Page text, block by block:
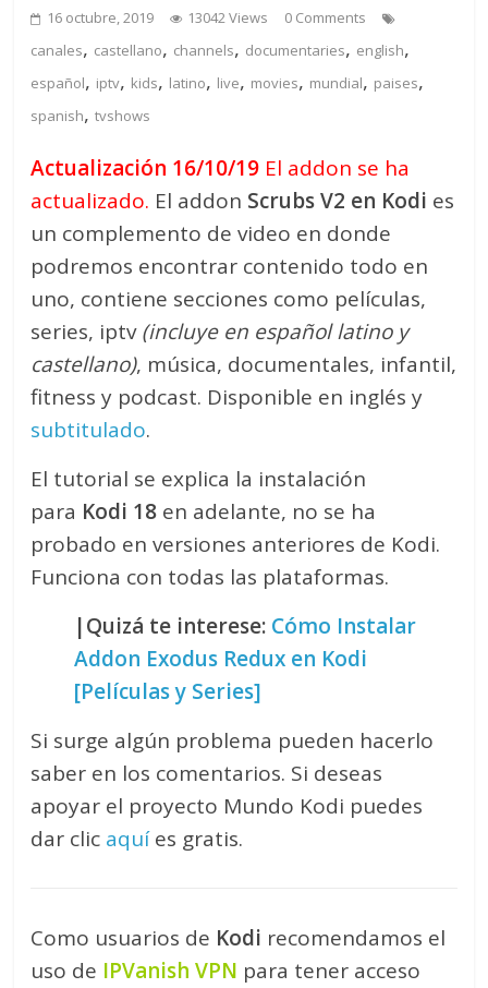
16 octubre, 2019 13042 Views
0 Comments
canales, castellano, channels, documentaries, english,
español, iptv, kids, latino, live, movies, mundial, paises,
spanish,tvshows
Actualización 16/10/19 El addon se ha
actualizado. El addon Scrubs V2 en Kodi es
un complemento de video en donde
podremos encontrar contenido todo en
uno, contiene secciones como películas,
series, iptv(incluye en español latino y
castellano), música, documentales, infantil,
fitness y podcast. Disponible en inglés y
subtitulado.
El tutorial se explica la instalación
para Kodi 18 en adelante, no se ha
probado en versiones anteriores de Kodi.
Funciona con todas las plataformas.
|Quizá te interese: Cómo Instalar
Addon Exodus Redux en Kodi
[Películas y Series]
Si surge algún problema pueden hacerlo
saber en los comentarios. Si deseas
apoyar el proyecto Mundo Kodi puedes
dar clic aquíes gratis.
Como usuarios de Kodi recomendamos el
uso de IPVanish VPN para tener acceso